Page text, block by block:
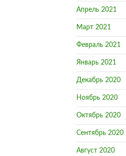
Апрель 2021
Март 2021
Февраль 2021
Январь 2021
Декабрь 2020
Ноябрь 2020
Октябрь 2020
Сентябрь 2020
Август 2020